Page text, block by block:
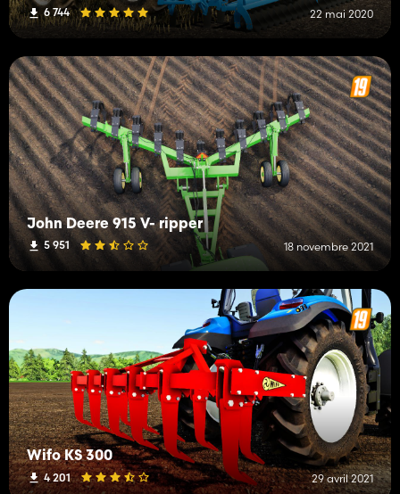
6 744 22 mai 2020
John Deere 915 V- ripper
5 951 18 novembre 2021
Wifo KS 300
4 201 29 avril 2021